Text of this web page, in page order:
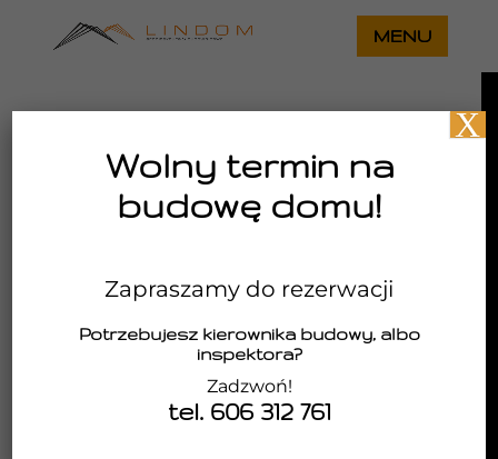
Projekt domu na skarpie z garażem w piwnicy
Wolny termin na
budowę domu!
Zapraszamy do rezerwacji
Potrzebujesz kierownika budowy, albo
inspektora?
Zadzwoń!
tel. 606 312 761
X